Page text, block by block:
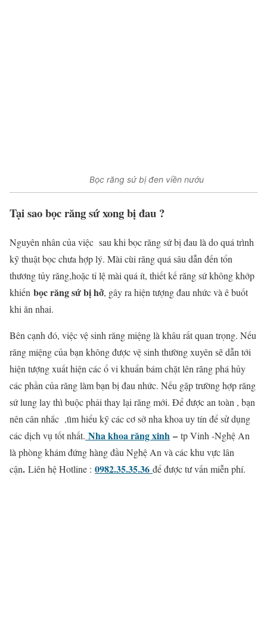
Bọc răng sứ bị đen viền nướu
Tại sao bọc răng sứ xong bị đau ?
Nguyên nhân của việc sau khi bọc răng sứ bị đau là do quá trình
kỹ thuật bọc chưa hợp lý. Mài cùi răng quá sâu dẫn đến tổn
thương tủy răng,hoặc tỉ lệ mài quá ít, thiết kế răng sứ không khớp
khiến bọc răng sứ bị hở, gây ra hiện tượng đau nhức và ê buốt
khi ăn nhai.
Bên cạnh đó, việc vệ sinh răng miệng là khâu rất quan trọng. Nếu
răng miệng của bạn không được vệ sinh thường xuyên sẽ dẫn tới
hiện tượng xuất hiện các ổ vi khuẩn bám chặt lên răng phá hủy
các phần của răng làm bạn bị đau nhức. Nếu gặp trường hợp răng
sứ lung lay thì buộc phải thay lại răng mới. Để được an toàn , bạn
nên cân nhắc ,tìm hiểu kỹ các cơ sở nha khoa uy tín để sử dụng
các dịch vụ tốt nhất. Nha khoa răng xinh – tp Vinh -Nghệ An
là phòng khám đứng hàng đầu Nghệ An và các khu vực lân
cận. Liên hệ Hotline : 0982.35.35.36 để được tư vấn miễn phí.